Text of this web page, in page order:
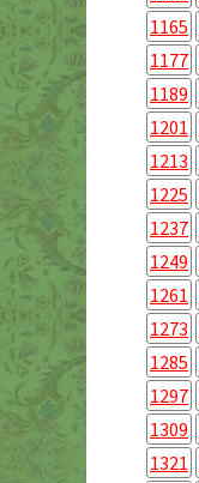
1165
1177
1189
1201
1213
1225
1237
1249
1261
1273
1285
1297
1309
1321